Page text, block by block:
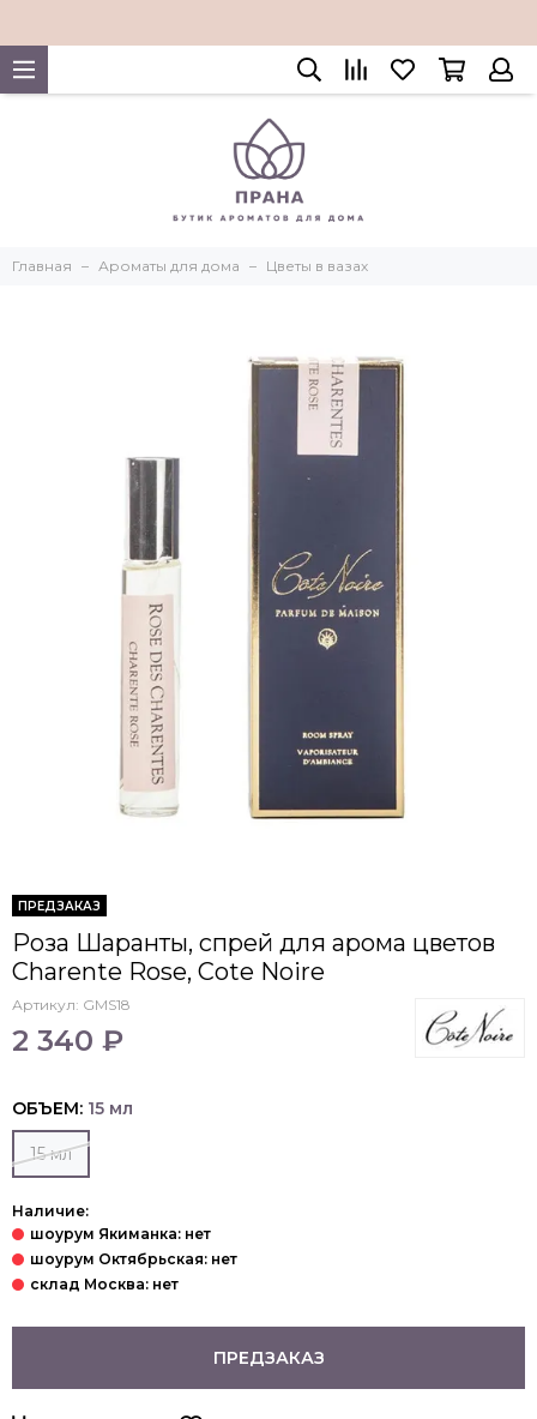
Главная Ароматы для дома Цветы в вазах
ПРЕДЗАКАЗ
Роза Шаранты, спрей для арома цветов
Charente Rose, Cote Noire
Артикул: GMS18
2 340 ₽
ОБЪЕМ: 15 мл
15 мл
Наличие:
ПРЕДЗАКАЗ